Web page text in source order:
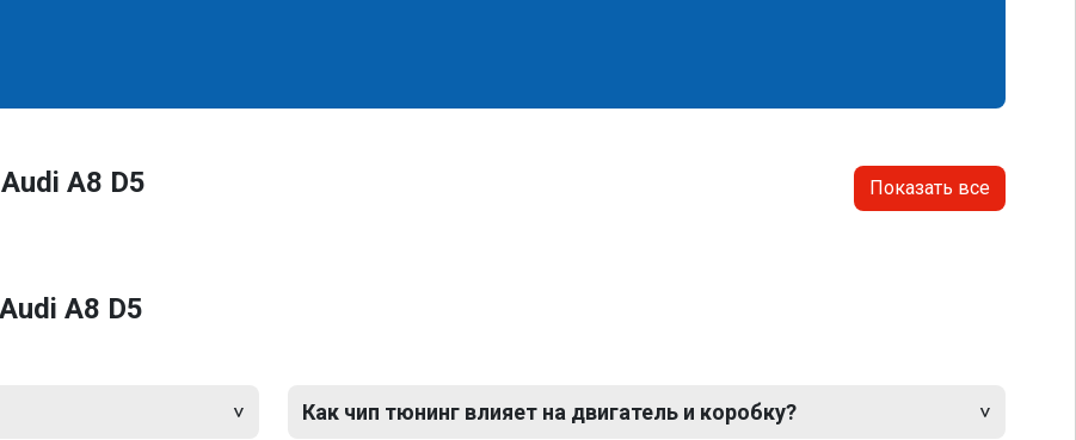
A8 D5 Показать все
A8 D5
Как чип тюнинг влияет на двигатель и коробку?